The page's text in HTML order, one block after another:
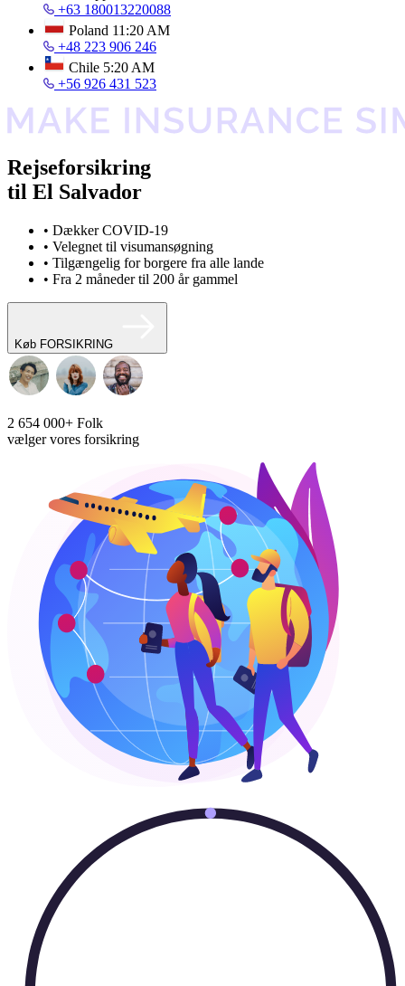
+63 180013220088
Poland 11:20 AM
+48 223 906 246
Chile 5:20 AM
+56 926 431 523
Rejseforsikring
til El Salvador
• Dækker COVID-19
• Velegnet til visumansøgning
• Tilgængelig for borgere fra alle lande
• Fra 2 måneder til 200 år gammel
Køb FORSIKRING
2 654 000+ Folk
vælger vores forsikring